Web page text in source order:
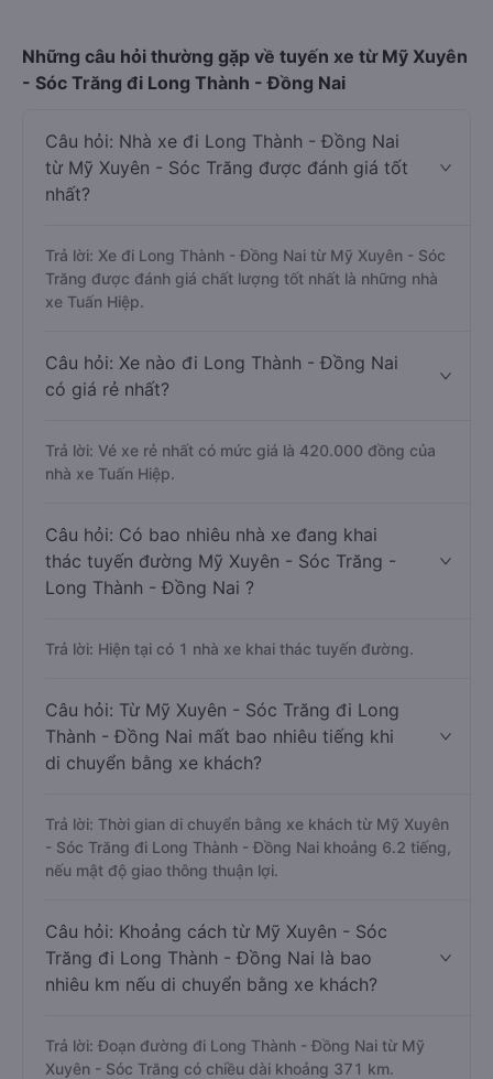
Những câu hỏi thường gặp về tuyến xe từ Mỹ Xuyên
- Sóc Trăng đi Long Thành - Đồng Nai
Câu hỏi: Nhà xe đi Long Thành - Đồng Nai
từ Mỹ Xuyên - Sóc Trăng được đánh giá tốt
nhất?
Trả lời: Xe đi Long Thành - Đồng Nai từ Mỹ Xuyên - Sóc
Trăng được đánh giá chất lượng tốt nhất là những nhà
xe Tuấn Hiệp.
Câu hỏi: Xe nào đi Long Thành - Đồng Nai
có giá rẻ nhất?
Trả lời: Vé xe rẻ nhất có mức giá là 420.000 đồng của
nhà xe Tuấn Hiệp.
Câu hỏi: Có bao nhiêu nhà xe đang khai
thác tuyến đường Mỹ Xuyên - Sóc Trăng -
Long Thành - Đồng Nai ?
Trả lời: Hiện tại có 1 nhà xe khai thác tuyến đường.
Câu hỏi: Từ Mỹ Xuyên - Sóc Trăng đi Long
Thành - Đồng Nai mất bao nhiêu tiếng khi
di chuyển bằng xe khách?
Trả lời: Thời gian di chuyển bằng xe khách từ Mỹ Xuyên
- Sóc Trăng đi Long Thành - Đồng Nai khoảng 6.2 tiếng,
nếu mật độ giao thông thuận lợi.
Câu hỏi: Khoảng cách từ Mỹ Xuyên - Sóc
Trăng đi Long Thành - Đồng Nai là bao
nhiêu km nếu di chuyển bằng xe khách?
Trả lời: Đoạn đường đi Long Thành - Đồng Nai từ Mỹ
Xuyên - Sóc Trăng có chiều dài khoảng 371 km.